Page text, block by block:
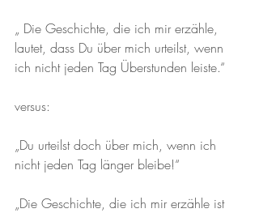
„ Die Geschichte, die ich mir erzähle,
lautet, dass Du über mich urteilst, wenn
ich nicht jeden Tag Überstunden leiste.“
versus:
„Du urteilst doch über mich, wenn ich
nicht jeden Tag länger bleibe!“
„Die Geschichte, die ich mir erzähle ist